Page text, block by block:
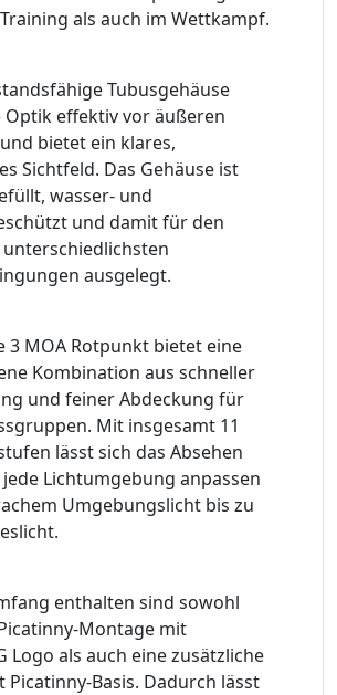
als auch im Wettkampf.
Tubusgehäuse
Optik effektiv vor äußeren
bietet ein klares,
Sichtfeld. Das Gehäuse ist
wasser- und
und damit für den
unterschiedlichsten
ausgelegt.
3 MOA Rotpunkt bietet eine
Kombination aus schneller
und feiner Abdeckung für
Mit insgesamt 11
lässt sich das Absehen
Lichtumgebung anpassen
Umgebungslicht bis zu
enthalten sind sowohl
Montage mit
Logo als auch eine zusätzliche
Picatinny-Basis. Dadurch lässt